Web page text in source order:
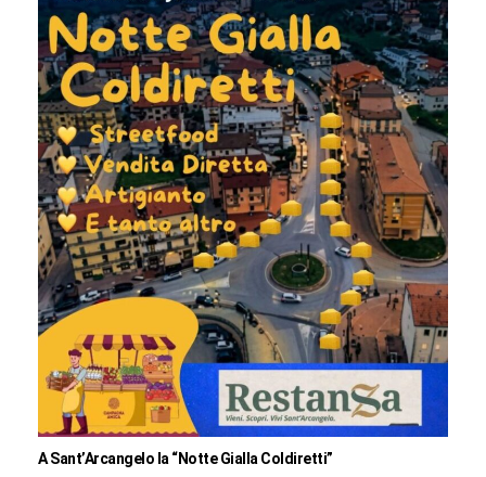
A Sant’Arcangelo la “Notte Gialla Coldiretti”